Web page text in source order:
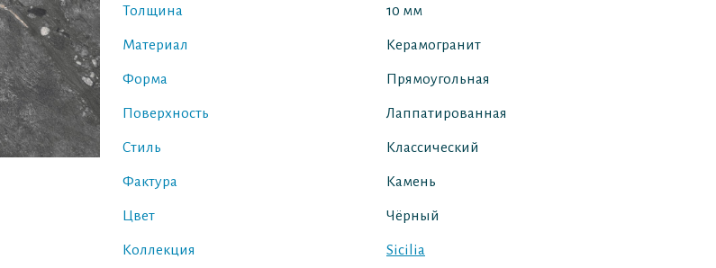
Толщина 10 мм
Материал Керамогранит
Форма Прямоугольная
Поверхность Лаппатированная
Стиль Классический
Фактура Камень
Цвет Чёрный
Коллекция Sicilia